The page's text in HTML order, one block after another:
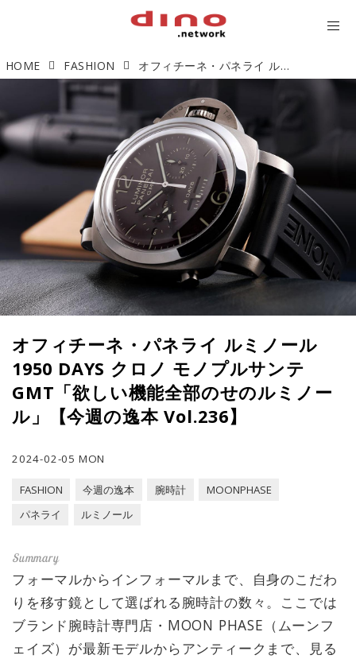
HOME FASHION オフィチーネ・パネライ ルミノール1950 DAYS クロノ モノプルサンテ GMT「欲しい機能全部のせのルミノール」【今週の逸本 Vol.236】
オフィチーネ・パネライ ルミノール
1950 DAYS クロノ モノプルサンテ
GMT「欲しい機能全部のせのルミノー
ル」【今週の逸本 Vol.236】
2024-02-05 MON
FASHION 今週の逸本 腕時計
MOONPHASE
パネライ
ルミノール
フォーマルからインフォーマルまで、自身のこだわ
りを移す鏡として選ばれる腕時計の数々。ここでは
ブランド腕時計専門店・MOON PHASE（ムーンフ
ェイズ）が最新モデルからアンティークまで、見る